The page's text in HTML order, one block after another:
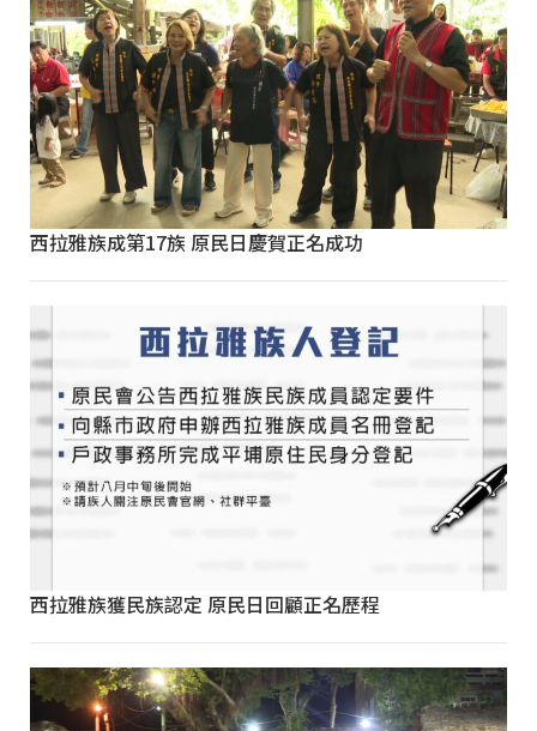
西拉雅族成第17族 原民日慶賀正名成功
西拉雅族獲民族認定 原民日回顧正名歷程